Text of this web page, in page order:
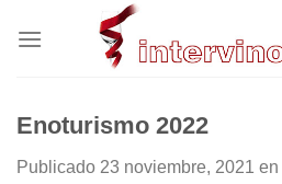
Enoturismo 2022
Publicado 23 noviembre, 2021 en